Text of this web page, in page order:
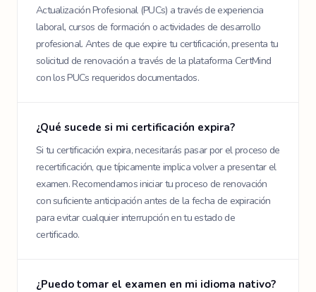
Actualización Profesional (PUCs) a través de experiencia
laboral, cursos de formación o actividades de desarrollo
profesional. Antes de que expire tu certificación, presenta tu
solicitud de renovación a través de la plataforma CertMind
con los PUCs requeridos documentados.
¿Qué sucede si mi certificación expira?
Si tu certificación expira, necesitarás pasar por el proceso de
recertificación, que típicamente implica volver a presentar el
examen. Recomendamos iniciar tu proceso de renovación
con suficiente anticipación antes de la fecha de expiración
para evitar cualquier interrupción en tu estado de
certificado.
¿Puedo tomar el examen en mi idioma nativo?